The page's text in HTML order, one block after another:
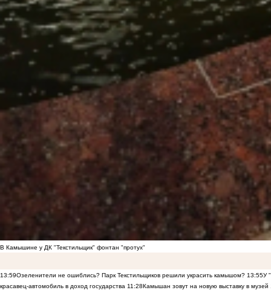
В Камышине у ДК "Текстильщик" фонтан "протух"
13:59Озеленители не ошиблись? Парк Текстильщиков решили украсить камышом? 13:55У
красавец-автомобиль в доход государства 11:28Камышан зовут на новую выставку в музей